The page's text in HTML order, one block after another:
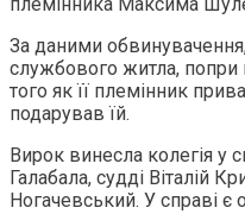
За даними
службового житла, попри
того як її племінник
подарував їй.
Вирок винесла колегія у
Галабала, судді Віталій
Ногачевський. У справі є